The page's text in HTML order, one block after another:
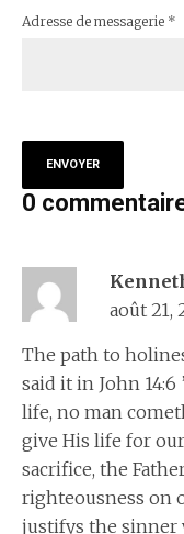
Adresse de messagerie *
0
août 21,
The path to
said it in John
life, no man
give His life for
sacrifice, the
righteousness on
justifys the